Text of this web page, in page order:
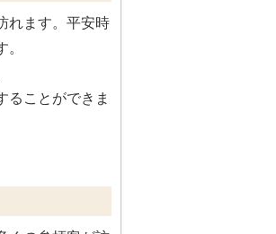
れます。平安時
ることができま